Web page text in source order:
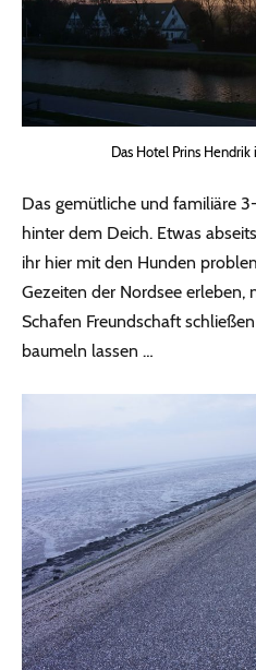
Das Hotel Prins
Das gemütliche und familiäre
hinter dem Deich. Etwas
ihr hier mit den Hunden
Gezeiten der Nordsee
Schafen Freundschaft
baumeln lassen …